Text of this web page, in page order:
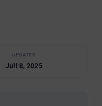
UPDATED
Juli 8, 2025